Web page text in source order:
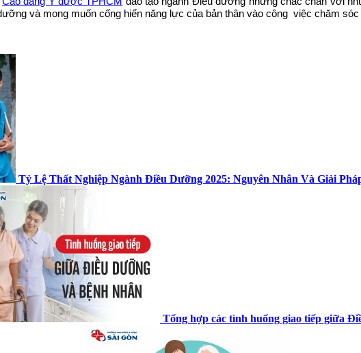
và mong muốn cống hiến năng lực của bản thân vào công việc chăm
Tỷ Lệ Thất Nghiệp Ngành Điều Dưỡng 2025: Nguyên Nhân Và Giải
Tổng hợp các tình huống giao tiếp giữa